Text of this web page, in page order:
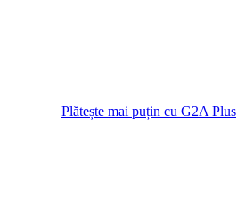
Plătește mai puțin cu G2A Plus